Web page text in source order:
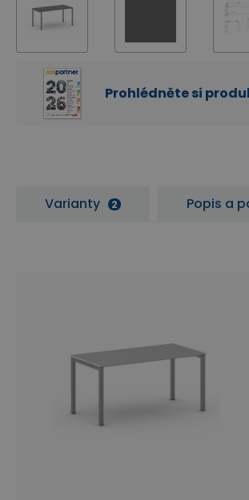
Prohlédněte si
Varianty 2 Popis a